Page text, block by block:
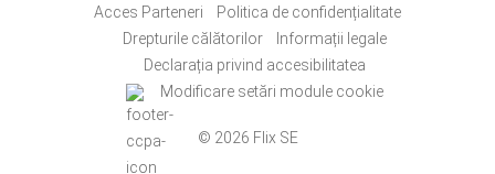
Acces Parteneri
Politica de confidențialitate
Drepturile călătorilor
Informații legale
Declarația privind accesibilitatea
Modificare setări module cookie
© 2026 Flix SE